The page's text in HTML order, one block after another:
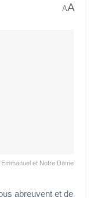
AA
et Notre Dame
abreuvent et de